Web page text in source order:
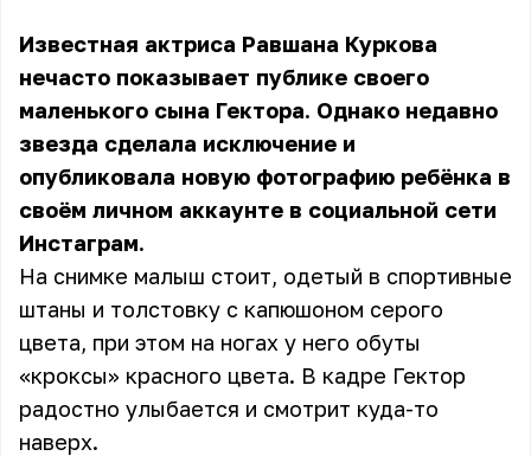
Известная актриса Равшана Куркова
нечасто показывает публике своего
маленького сына Гектора. Однако недавно
звезда сделала исключение и
опубликовала новую фотографию ребёнка в
своём личном аккаунте в социальной сети
Инстаграм.
На снимке малыш стоит, одетый в спортивные
штаны и толстовку с капюшоном серого
цвета, при этом на ногах у него обуты
«кроксы» красного цвета. В кадре Гектор
радостно улыбается и смотрит куда-то
наверх.